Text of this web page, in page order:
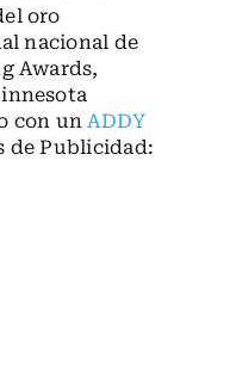
oro
nacional de
Awards,
con unADDY
de Publicidad: